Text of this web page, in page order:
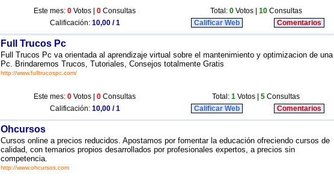
Este mes: 0 Votos | 0 Consultas Total: 0Votos | 10Consultas
Calificación: 10,00 / 1 Calificar Web Comentarios
Full Trucos Pc
Full Trucos Pc va orientada al aprendizaje virtual sobre el mantenimiento y optimizacion de una
Pc. Brindaremos Trucos, Tutoriales, Consejos totalmente Gratis
http://www.fulltrucospc.com/
Este mes: 0 Votos | 0 Consultas Total: 1 Votos | 5 Consultas
Calificación: 10,00 / 1 Calificar Web Comentarios
Ohcursos
Cursos online a precios reducidos. Apostamos por fomentar la educación ofreciendo cursos de
calidad, con temarios propios desarrollados por profesionales expertos, a precios sin
competencia.
http://www.ohcursos.com